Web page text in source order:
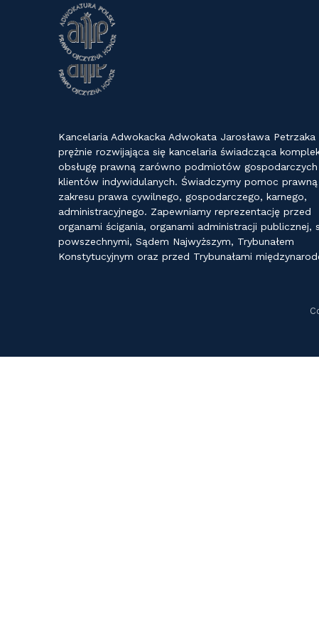
Kancelaria Adwokacka Adwokata Jarosława Petrzaka
prężnie rozwijająca się kancelaria świadcząca
obsługę prawną zarówno podmiotów gospodarczych
klientów indywidulanych. Świadczymy pomoc
zakresu prawa cywilnego, gospodarczego, karnego,
administracyjnego. Zapewniamy reprezentację przed
organami ścigania, organami administracji publicznej,
powszechnymi, Sądem Najwyższym, Trybunałem
Konstytucyjnym oraz przed Trybunałami